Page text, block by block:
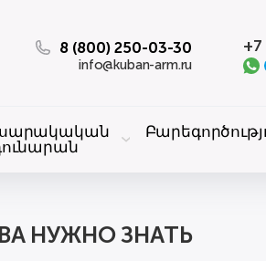
8 (800) 250-03-30
info@kuban-arm.ru
+7
НУЖНО ЗНАТЬ